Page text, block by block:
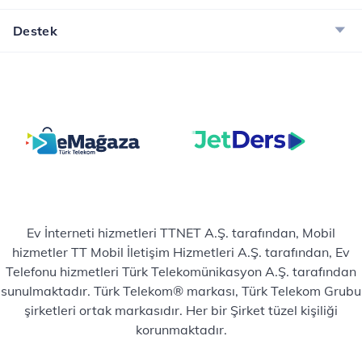
Destek
Ev İnterneti hizmetleri TTNET A.Ş. tarafından, Mobil
hizmetler TT Mobil İletişim Hizmetleri A.Ş. tarafından, Ev
Telefonu hizmetleri Türk Telekomünikasyon A.Ş. tarafından
sunulmaktadır. Türk Telekom® markası, Türk Telekom Grubu
şirketleri ortak markasıdır. Her bir Şirket tüzel kişiliği
korunmaktadır.